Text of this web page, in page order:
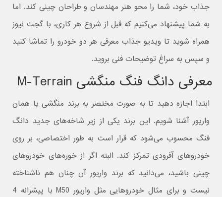
جذاب خود، شما را محو هنر مهندسان و طراحان چینی کند. اما
به شما پیشنهاد می‌کنیم که قبل از شروع هر کاری، با گجت نیوز
همراه شوید تا ویدیو جذاب معرفی هر دو خودرو را تماشا کنید
و سپس به سراغ توضیحات فنی بروید.
معرفی دانگ فنگ منگشی M-Terrain
ابتدا اجازه دهید تا به صورت مختصر به برند منگشی یا همان
واریور آشنا شویم. این برند یکی از زیر شاخه‌‍‌های جدید دانگ
فنگ محسوب می‌شود که قرار است به طور اختصاصی، بر روی
خودروهای آفرودی تمرکز کند. البته اگر از خوره‌های خودروهای
چینی باشید، می‌دانید که برند واریور آن چنان هم ناشناخته
نیست و برای مثال خودروهایی مثل واریور M50 با پیشرانه 4